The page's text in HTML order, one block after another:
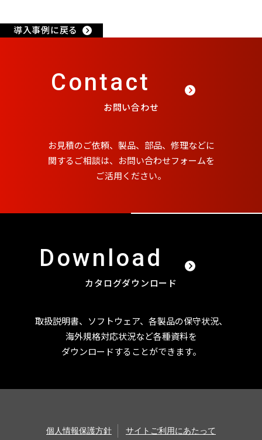
導入事例に戻る
Contact
お問い合わせ
お見積のご依頼、製品、部品、修理などに
関するご相談は、
お問い合わせフォームを
ご活用ください。
Download
カタログダウンロード
取扱説明書、ソフトウェア、各製品の保守状況、
海外規格対応状況など各種資料を
ダウンロードすることができます。
個人情報保護方針 サイトご利用にあたって